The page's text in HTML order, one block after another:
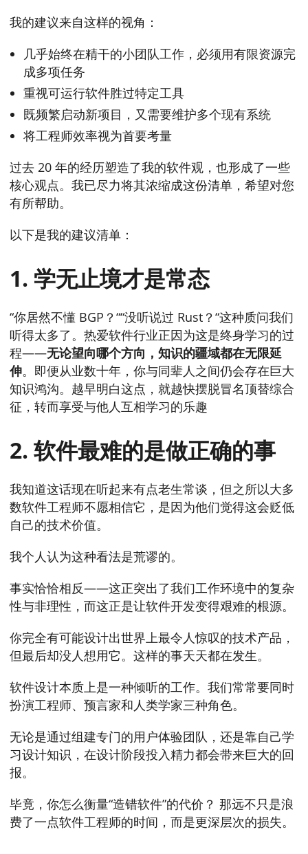
我的建议来自这样的视角：
几乎始终在精干的小团队工作，必须用有限资源完
成多项任务
重视可运行软件胜过特定工具
既频繁启动新项目，又需要维护多个现有系统
将工程师效率视为首要考量
过去 20 年的经历塑造了我的软件观，也形成了一些
核心观点。我已尽力将其浓缩成这份清单，希望对您
有所帮助。
以下是我的建议清单：
1. 学无止境才是常态
“你居然不懂 BGP？““没听说过 Rust？“这种质问我们
听得太多了。热爱软件行业正因为这是终身学习的过
程——无论望向哪个方向，知识的疆域都在无限延
伸。即便从业数十年，你与同辈人之间仍会存在巨大
知识鸿沟。越早明白这点，就越快摆脱冒名顶替综合
征，转而享受与他人互相学习的乐趣
2. 软件最难的是做正确的事
我知道这话现在听起来有点老生常谈，但之所以大多
数软件工程师不愿相信它，是因为他们觉得这会贬低
自己的技术价值。
我个人认为这种看法是荒谬的。
事实恰恰相反——这正突出了我们工作环境中的复杂
性与非理性，而这正是让软件开发变得艰难的根源。
你完全有可能设计出世界上最令人惊叹的技术产品，
但最后却没人想用它。这样的事天天都在发生。
软件设计本质上是一种倾听的工作。我们常常要同时
扮演工程师、预言家和人类学家三种角色。
无论是通过组建专门的用户体验团队，还是靠自己学
习设计知识，在设计阶段投入精力都会带来巨大的回
报。
毕竟，你怎么衡量“造错软件”的代价？ 那远不只是浪
费了一点软件工程师的时间，而是更深层次的损失。